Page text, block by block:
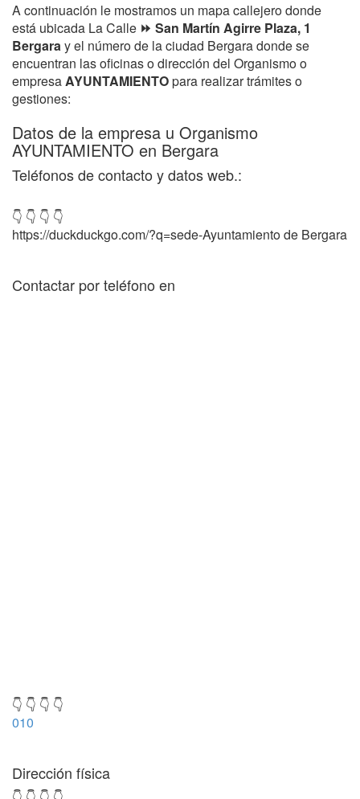
A continuación le mostramos un mapa callejero donde
está ubicada La Calle ⏩ San Martín Agirre Plaza, 1
Bergaray el número de la ciudad Bergara donde se
encuentran las oficinas o dirección del Organismo o
empresaAYUNTAMIENTOpara realizar trámites o
gestiones:
Datos de la empresa u Organismo
AYUNTAMIENTO en Bergara
Teléfonos de contacto y datos web.:
👇 👇 👇 👇
https://duckduckgo.com/?q=sede-Ayuntamiento de Bergara
Contactar por teléfono en
👇 👇 👇 👇
010
Dirección física